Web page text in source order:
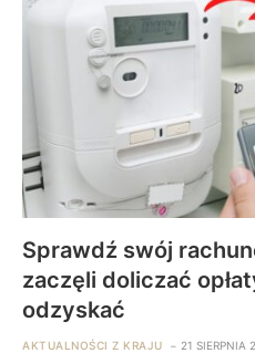
Sprawdź swój
zaczęli doliczać
odzyskać
AKTUALNOŚCI Z KRAJU 21 SIERPNIA